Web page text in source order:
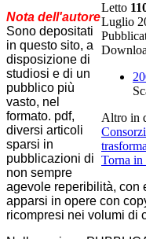
Letto
Luglio
Altro in
Torna in
Nota dell'autore
Sono depositati
in questo sito, a
disposizione di
studiosi e di un
pubblico più
vasto, nel
formato. pdf,
diversi articoli
sparsi in
pubblicazioni di
non sempre
agevole reperibilità, con
apparsi in opere con
ricompresi nei volumi di